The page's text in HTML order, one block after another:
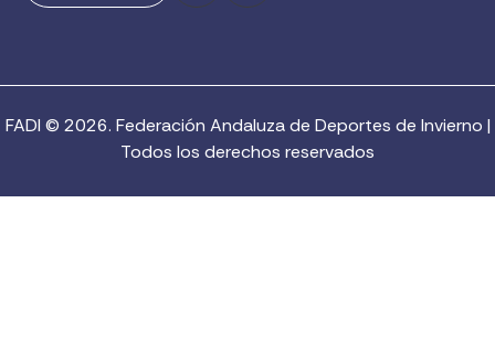
FADI © 2026. Federación Andaluza de Deportes de Invierno |
Todos los derechos reservados